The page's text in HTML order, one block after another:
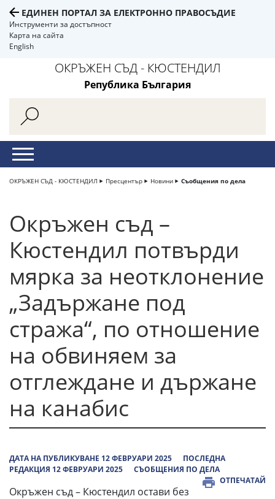
ЕДИНЕН ПОРТАЛ ЗА ЕЛЕКТРОННО ПРАВОСЪДИЕ
Инструменти за достъпност
Карта на сайта
English
ОКРЪЖЕН СЪД - КЮСТЕНДИЛ
Република България
ОКРЪЖЕН СЪД - КЮСТЕНДИЛ Пресцентър Новини Съобщения по дела
Окръжен съд –
Кюстендил потвърди
мярка за неотклонение
„Задържане под
стража“, по отношение
на обвиняем за
отглеждане и държане
на канабис
ДАТА НА ПУБЛИКУВАНЕ 12 ФЕВРУАРИ 2025
ПОСЛЕДНА
РЕДАКЦИЯ 12 ФЕВРУАРИ 2025
СЪОБЩЕНИЯ ПО ДЕЛА
ОТПЕЧАТАЙ
Окръжен съд – Кюстендил остави без